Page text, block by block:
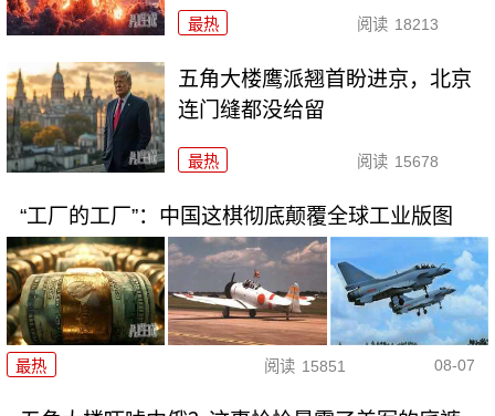
最热 阅读 18213
五角大楼鹰派翘首盼进京，北京
连门缝都没给留
最热 阅读 15678
“工厂的工厂”：中国这棋彻底颠覆全球工业版图
最热 阅读 15851 08-07